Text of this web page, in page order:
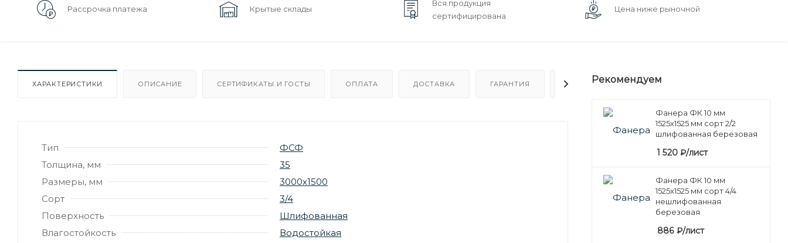
Рассрочка платежа Крытые склады
Вся продукция
сертифицирована
Цена ниже рыночной
ХАРАКТЕРИСТИКИ ОПИСАНИЕ СЕРТИФИКАТЫ И ГОСТЫ ОПЛАТА ДОСТАВКА ГАРАНТИЯ ОТЗЫВЫ
Тип
ФСФ
Толщина, мм
35
Размеры, мм
3000х1500
Сорт
3/4
Поверхность
Шлифованная
Влагостойкость
Водостойкая
Рекомендуем
Фанера ФК 10 мм
1525х1525 мм сорт 2/2
шлифованная березовая
1 520 ₽/лист
Фанера ФК 10 мм
1525х1525 мм сорт 4/4
нешлифованная
березовая
886 ₽/лист